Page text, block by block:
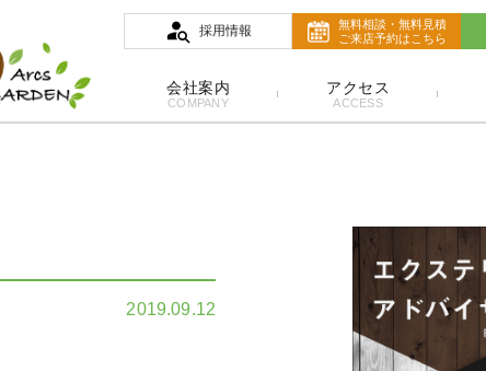
無料相談・無料見積
ご来店予約はこちら
採用情報
会社案内
COMPANY
アクセス
ACCESS
2019.09.12